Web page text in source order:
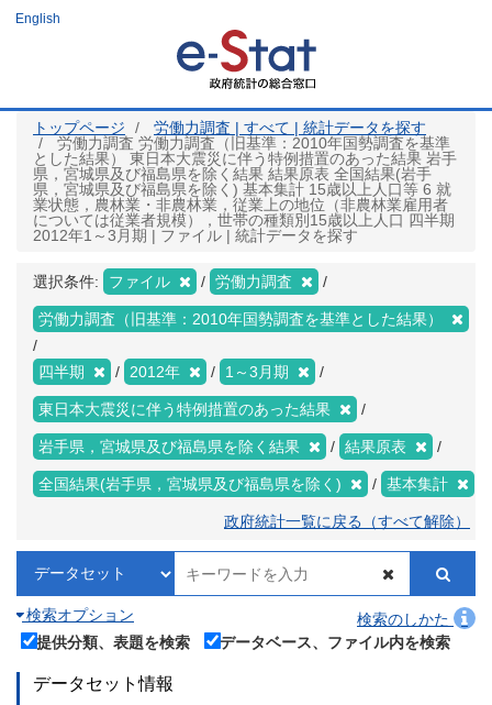
ツ
English
トップページ
労働力調査 | すべて | 統計データを探す
労働力調査 労働力調査（旧基準：2010年国勢調査を基準
とした結果） 東日本大震災に伴う特例措置のあった結果 岩手
県，宮城県及び福島県を除く結果 結果原表 全国結果(岩手
県，宮城県及び福島県を除く) 基本集計 15歳以上人口等 6 就
業状態，農林業・非農林業，従業上の地位（非農林業雇用者
については従業者規模），世帯の種類別15歳以上人口 四半期
2012年1～3月期 | ファイル | 統計データを探す
選択条件: ファイル 労働力調査
労働力調査（旧基準：2010年国勢調査を基準とした結果）
四半期 2012年 1～3月期
東日本大震災に伴う特例措置のあった結果
岩手県，宮城県及び福島県を除く結果 結果原表
全国結果(岩手県，宮城県及び福島県を除く) 基本集計
政府統計一覧に戻る（すべて解除）
検索オプション
検索のしかた
提供分類、表題を検索
データベース、ファイル内を検索
データセット情報